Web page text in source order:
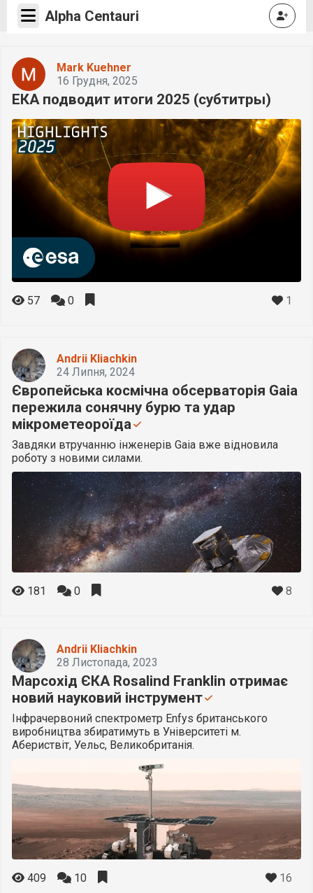
Alpha Centauri
Mark Kuehner
16 Грудня, 2025
ЕКА подводит итоги 2025 (субтитры)
57 0 1
Andrii Kliachkin
24 Липня, 2024
Європейська космічна обсерваторія Gaia
пережила сонячну бурю та удар
мікрометеороїда
Завдяки втручанню інженерів Gaia вже відновила
роботу з новими силами.
181 0 8
Andrii Kliachkin
28 Листопада, 2023
Марсохід ЄКА Rosalind Franklin отримає
новий науковий інструмент
Інфрачервоний спектрометр Enfys британського
виробництва збиратимуть в Університеті м.
Абериствіт, Уельс, Великобританія.
409 10 16